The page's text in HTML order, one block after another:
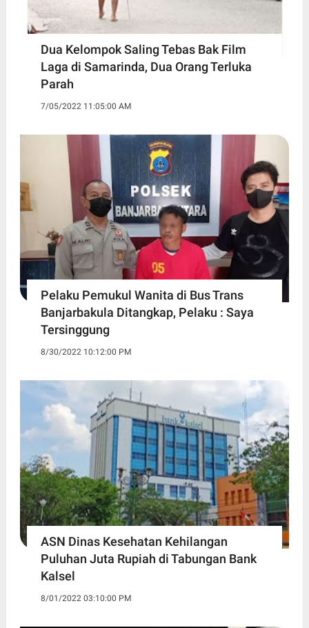
Dua Kelompok Saling Tebas Bak Film
Laga di Samarinda, Dua Orang Terluka
Parah
7/05/2022 11:05:00 AM
Pelaku Pemukul Wanita di Bus Trans
Banjarbakula Ditangkap, Pelaku : Saya
Tersinggung
8/30/2022 10:12:00 PM
ASN Dinas Kesehatan Kehilangan
Puluhan Juta Rupiah di Tabungan Bank
Kalsel
8/01/2022 03:10:00 PM